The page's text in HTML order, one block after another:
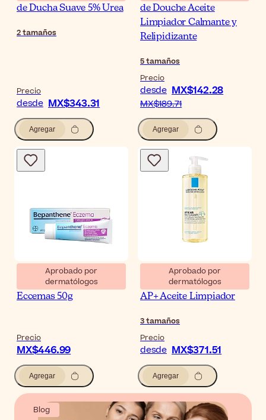
de Ducha Suave 5% Urea
2tamaños
Precio
desde MX$343.31
Agregar
de Douche Aceite
Limpiador Calmante y
Relipidizante
5tamaños
Precio
desde MX$142.28
MX$189.71
Agregar
Aprobado por
dermatólogos
Bepanthen Crema para
Eccemas 50g
Precio
MX$446.99
Agregar
Aprobado por
dermatólogos
La Roche-Posay Lipikar
AP+ Aceite Limpiador
3tamaños
Precio
desde MX$371.51
Agregar
Blog